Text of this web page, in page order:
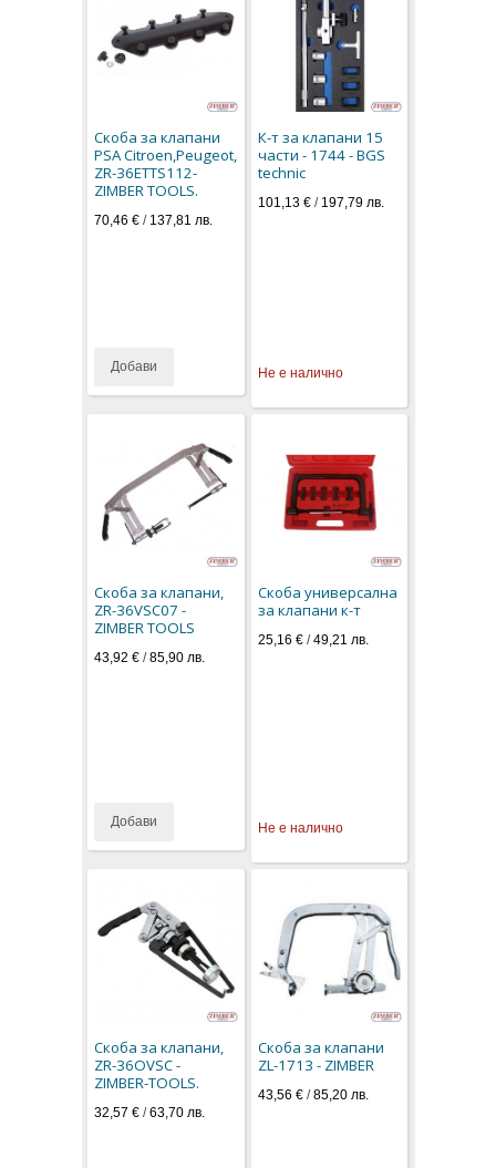
Скоба за клапани
PSA Citroen,Peugeot,
ZR-36ETTS112-
ZIMBER TOOLS.
70,46 € / 137,81 лв.
Добави
К-т за клапани 15
части - 1744 - BGS
technic
101,13 €/ 197,79 лв.
Не е налично
Скоба за клапани,
ZR-36VSC07 -
ZIMBER TOOLS
43,92 € /85,90 лв.
Добави
Скоба универсална
за клапани к-т
25,16 €/49,21 лв.
Не е налично
Скоба за клапани,
ZR-36OVSC -
ZIMBER-TOOLS.
32,57 € /63,70 лв.
Скоба за клапани
ZL-1713 - ZIMBER
43,56 €/85,20 лв.